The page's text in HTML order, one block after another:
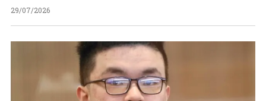
29/07/2026